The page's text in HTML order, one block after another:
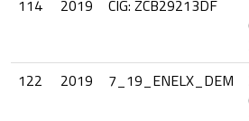
114
2019 CIG: ZCB29213DF
122 2019 7_19_ENELX_DEM